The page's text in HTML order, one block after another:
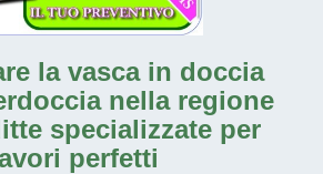
la vasca in doccia
nella regione
specializzate per
perfetti